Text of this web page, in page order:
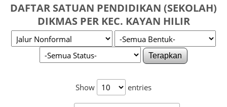
DAFTAR SATUAN PENDIDIKAN (SEKOLAH)
DIKMAS PER KEC. KAYAN HILIR
Terapkan
Show entries